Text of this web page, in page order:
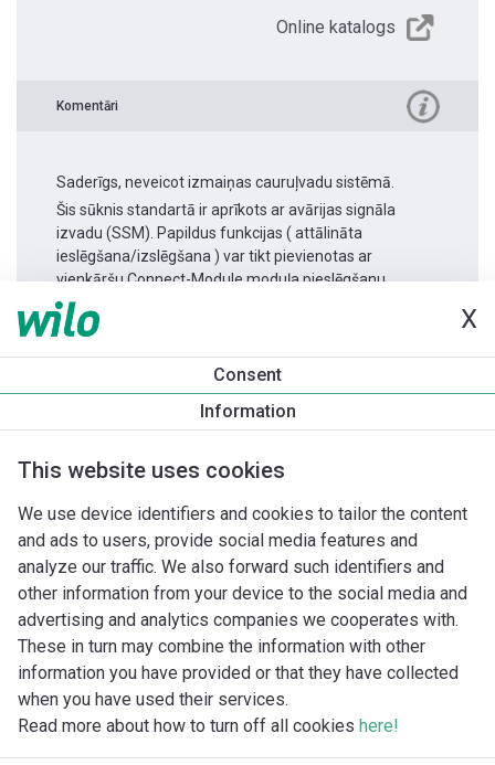
X
Consent
Information
This website uses cookies
We use device identifiers and cookies to tailor the content
and ads to users, provide social media features and
analyze our traffic. We also forward such identifiers and
other information from your device to the social media and
advertising and analytics companies we cooperates with.
These in turn may combine the information with other
information you have provided or that they have collected
when you have used their services.
Read more about how to turn off all cookies here!
Online katalogs
Komentāri
Saderīgs, neveicot izmaiņas cauruļvadu sistēmā.
Šis sūknis standartā ir aprīkots ar avārijas signāla
izvadu (SSM). Papildus funkcijas ( attālināta
ieslēgšana/izslēgšana ) var tikt pievienotas ar
vienkāršu Connect-Module moduļa pieslēgšanu.
Produkta informācija
Imprint